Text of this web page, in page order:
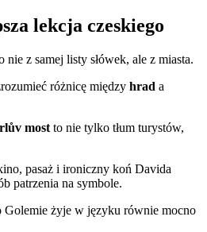
lekcja czeskiego
z samej listy słówek, ale z miasta.
różnicę między hrad a
most to nie tylko tłum turystów,
pasaż i ironiczny koń Davida
patrzenia na symbole.
żyje w języku równie mocno